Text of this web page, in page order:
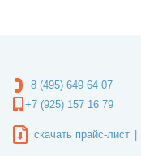
8 (495) 649 64 07
+7 (925) 157 16 79
скачать прайс-лист